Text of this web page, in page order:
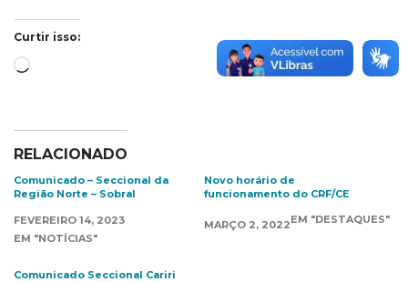
Curtir isso:
Carregando...
RELACIONADO
Comunicado – Seccional da
Região Norte – Sobral
FEVEREIRO 14, 2023
EM "NOTÍCIAS"
Novo horário de
funcionamento do CRF/CE
MARÇO 2, 2022EM "DESTAQUES"
Comunicado Seccional Cariri